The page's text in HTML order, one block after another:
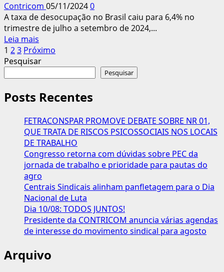
na
pobreza
Contricom 05/11/20240
A taxa de desocupação no Brasil caiu para 6,4% no
trimestre de julho a setembro de 2024,...
Leia mais
mais
sobre
para
6,4%,
mas
informalidade
preocupa
Paginação
dos
1 23 Próximo
Pesquisar
Pesquisar
Posts Recentes
FETRACONSPAR PROMOVE DEBATE SOBRE NR 01,
QUE TRATA DE RISCOS PSICOSSOCIAIS NOS LOCAIS
DE TRABALHO
Congresso retorna com dúvidas sobre PEC da
jornada de trabalho e prioridade para pautas do
agro
Centrais Sindicais alinham panfletagem para o Dia
Nacional de Luta
Dia 10/08: TODOS JUNTOS!
Presidente da CONTRICOM anuncia várias agendas
de interesse do movimento sindical para agosto
Arquivo